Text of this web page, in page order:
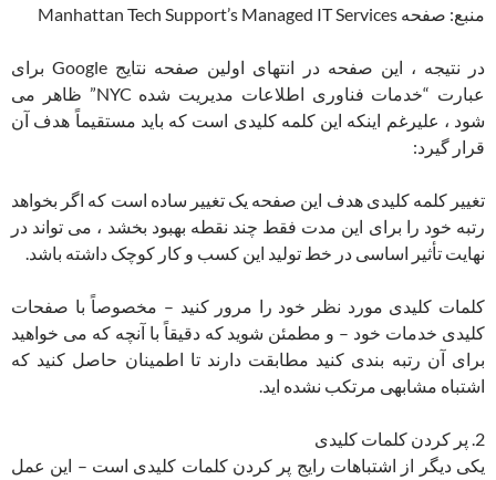
منبع: صفحه Manhattan Tech Support’s Managed IT Services
در نتیجه ، این صفحه در انتهای اولین صفحه نتایج Google برای
عبارت “خدمات فناوری اطلاعات مدیریت شده NYC” ظاهر می
شود ، علیرغم اینکه این کلمه کلیدی است که باید مستقیماً هدف آن
قرار گیرد:
تغییر کلمه کلیدی هدف این صفحه یک تغییر ساده است که اگر بخواهد
رتبه خود را برای این مدت فقط چند نقطه بهبود بخشد ، می تواند در
نهایت تأثیر اساسی در خط تولید این کسب و کار کوچک داشته باشد.
کلمات کلیدی مورد نظر خود را مرور کنید – مخصوصاً با صفحات
کلیدی خدمات خود – و مطمئن شوید که دقیقاً با آنچه که می خواهید
برای آن رتبه بندی کنید مطابقت دارند تا اطمینان حاصل کنید که
اشتباه مشابهی مرتکب نشده اید.
2. پر کردن کلمات کلیدی
یکی دیگر از اشتباهات رایج پر کردن کلمات کلیدی است – این عمل